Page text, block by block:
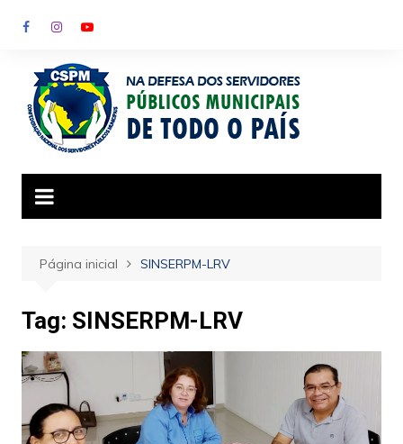
para
conteúdo
Página inicial SINSERPM-LRV
Tag: SINSERPM-LRV